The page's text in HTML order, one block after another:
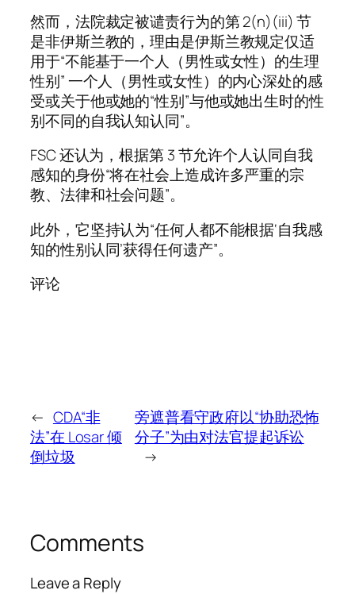
然而，法院裁定被谴责行为的第 2(n)(iii) 节
是非伊斯兰教的，理由是伊斯兰教规定仅适
用于“不能基于一个人（男性或女性）的生理
性别” 一个人（男性或女性）的内心深处的感
受或关于他或她的“性别”与他或她出生时的性
别不同的自我认知认同”。
FSC 还认为，根据第 3 节允许个人认同自我
感知的身份“将在社会上造成许多严重的宗
教、法律和社会问题”。
此外，它坚持认为“任何人都不能根据‘自我感
知的性别认同’获得任何遗产”。
评论
← CDA“非
法”在 Losar 倾
倒垃圾
旁遮普看守政府以“协助恐怖
分子”为由对法官提起诉讼
→
Comments
Leave a Reply